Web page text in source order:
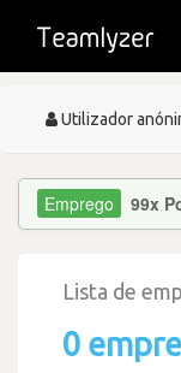
Toggle
Utilizador
99x
Lista de
0